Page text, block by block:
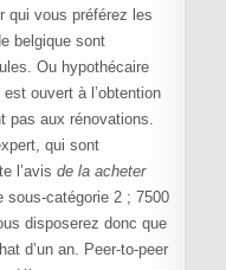
qui vous préférez les
belgique sont
Ou hypothécaire
ouvert à l’obtention
pas aux rénovations.
qui sont
l’avis de la acheter
sous-catégorie 2 ; 7500
disposerez donc que
d’un an. Peer-to-peer